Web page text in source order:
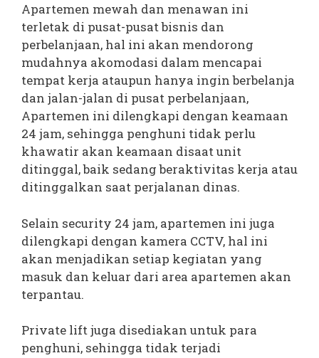
Apartemen mewah dan menawan ini
terletak di pusat-pusat bisnis dan
perbelanjaan, hal ini akan mendorong
mudahnya akomodasi dalam mencapai
tempat kerja ataupun hanya ingin berbelanja
dan jalan-jalan di pusat perbelanjaan,
Apartemen ini dilengkapi dengan keamaan
24 jam, sehingga penghuni tidak perlu
khawatir akan keamaan disaat unit
ditinggal, baik sedang beraktivitas kerja atau
ditinggalkan saat perjalanan dinas.
Selain security 24 jam, apartemen ini juga
dilengkapi dengan kamera CCTV, hal ini
akan menjadikan setiap kegiatan yang
masuk dan keluar dari area apartemen akan
terpantau.
Private lift juga disediakan untuk para
penghuni, sehingga tidak terjadi